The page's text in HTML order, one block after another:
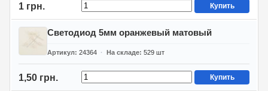
1 грн. Купить
Светодиод 5мм оранжевый матовый
Артикул 24364 На складе 529 шт
1,50 грн. Купить